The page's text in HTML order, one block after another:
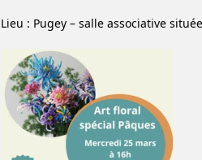
Lieu : Pugey – salle associative